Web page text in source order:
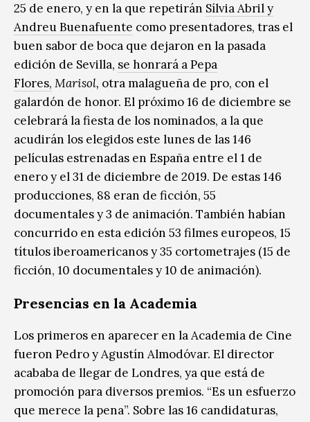
25 de enero, y en la que repetirán Sílvia Abril y
Andreu Buenafuente como presentadores, tras el
buen sabor de boca que dejaron en la pasada
edición de Sevilla, se honrará a Pepa
Flores, Marisol, otra malagueña de pro, con el
galardón de honor. El próximo 16 de diciembre se
celebrará la fiesta de los nominados, a la que
acudirán los elegidos este lunes de las 146
películas estrenadas en España entre el 1 de
enero y el 31 de diciembre de 2019. De estas 146
producciones, 88 eran de ficción, 55
documentales y 3 de animación. También habían
concurrido en esta edición 53 filmes europeos, 15
títulos iberoamericanos y 35 cortometrajes (15 de
ficción, 10 documentales y 10 de animación).
Presencias en la Academia
Los primeros en aparecer en la Academia de Cine
fueron Pedro y Agustín Almodóvar. El director
acababa de llegar de Londres, ya que está de
promoción para diversos premios. “Es un esfuerzo
que merece la pena”. Sobre las 16 candidaturas,